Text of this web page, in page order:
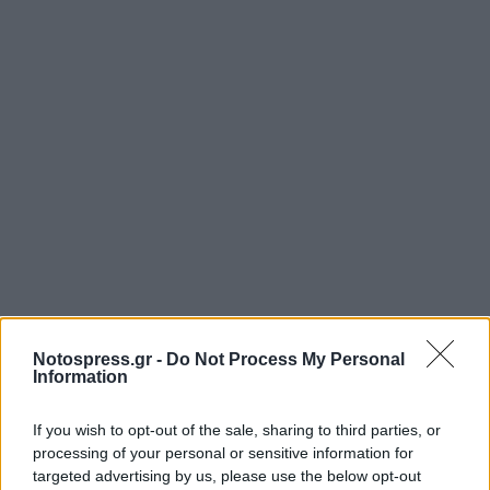
Notospress.gr - Do Not Process My Personal
Information
If you wish to opt-out of the sale, sharing to third parties, or
processing of your personal or sensitive information for
targeted advertising by us, please use the below opt-out